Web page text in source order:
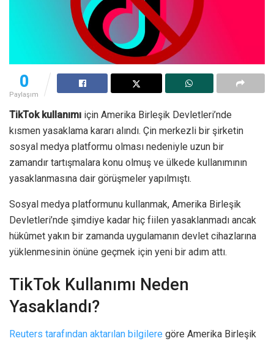
0
Paylaşım
TikTok kullanımı için Amerika Birleşik Devletleri’nde
kısmen yasaklama kararı alındı. Çin merkezli bir şirketin
sosyal medya platformu olması nedeniyle uzun bir
zamandır tartışmalara konu olmuş ve ülkede kullanımının
yasaklanmasına dair görüşmeler yapılmıştı.
Sosyal medya platformunu kullanmak, Amerika Birleşik
Devletleri’nde şimdiye kadar hiç fiilen yasaklanmadı ancak
hükûmet yakın bir zamanda uygulamanın devlet cihazlarına
yüklenmesinin önüne geçmek için yeni bir adım attı.
TikTok Kullanımı Neden
Yasaklandı?
Reuters tarafından aktarılan bilgilere göre Amerika Birleşik